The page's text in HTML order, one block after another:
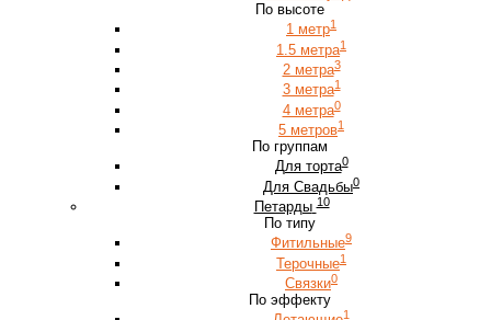
По высоте
1 метр1
1.5 метра1
2 метра3
3 метра1
4 метра0
5 метров1
По группам
Для торта0
Для Свадьбы0
Петарды 10
По типу
Фитильные9
Терочные1
Связки0
По эффекту
1